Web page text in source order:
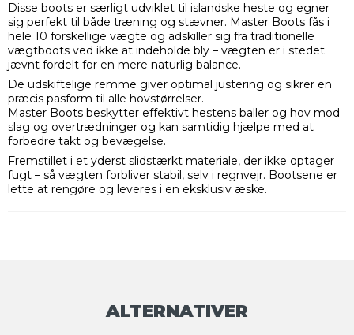
Disse boots er særligt udviklet til islandske heste og egner
sig perfekt til både træning og stævner. Master Boots fås i
hele 10 forskellige vægte og adskiller sig fra traditionelle
vægtboots ved ikke at indeholde bly – vægten er i stedet
jævnt fordelt for en mere naturlig balance.
De udskiftelige remme giver optimal justering og sikrer en
præcis pasform til alle hovstørrelser.
Master Boots beskytter effektivt hestens baller og hov mod
slag og overtrædninger og kan samtidig hjælpe med at
forbedre takt og bevægelse.
Fremstillet i et yderst slidstærkt materiale, der ikke optager
fugt – så vægten forbliver stabil, selv i regnvejr. Bootsene er
lette at rengøre og leveres i en eksklusiv æske.
ALTERNATIVER